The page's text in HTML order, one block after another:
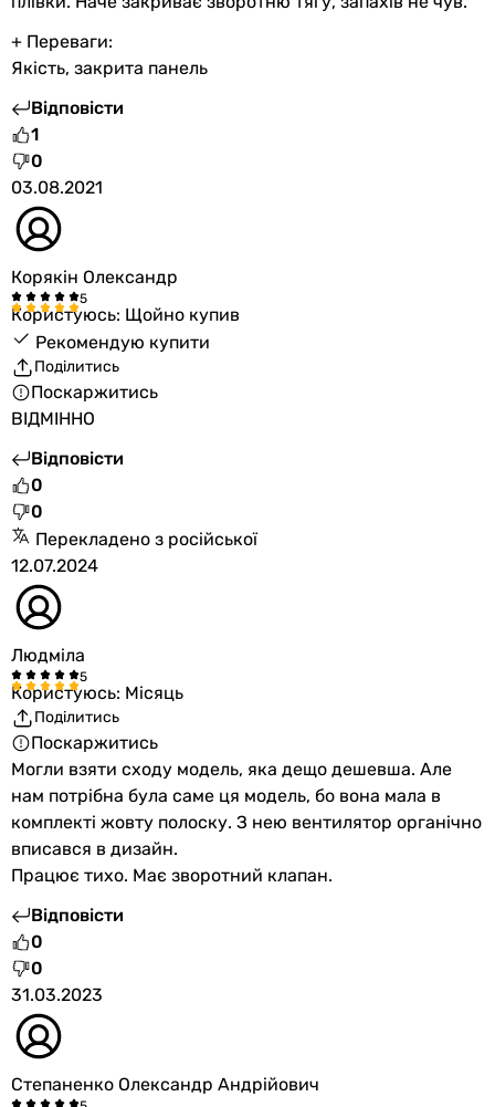
+ Переваги:
Якість, закрита панель
Відповісти
1
0
03.08.2021
Корякін Олександр
Користуюсь: Щойно купив
Рекомендую купити
Поділитись
Поскаржитись
ВІДМІННО
Відповісти
0
0
Перекладено з російської
12.07.2024
Людміла
Користуюсь: Місяць
Поділитись
Поскаржитись
Могли взяти сходу модель, яка дещо дешевша. Але
нам потрібна була саме ця модель, бо вона мала в
комплекті жовту полоску. З нею вентилятор органічно
вписався в дизайн.
Працює тихо. Має зворотний клапан.
Відповісти
0
0
31.03.2023
Степаненко Олександр Андрійович